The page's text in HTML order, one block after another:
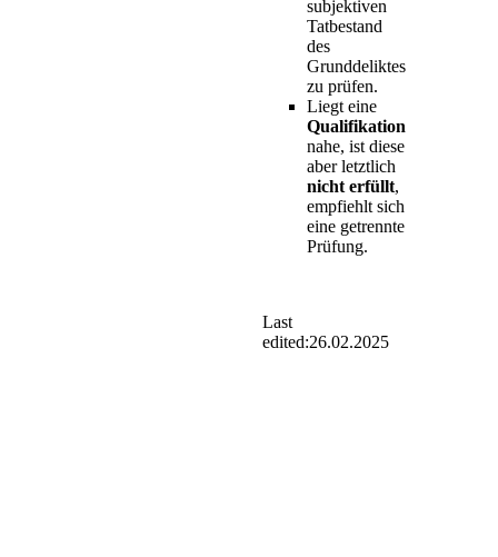
subjektiven
Tatbestand
des
Grunddeliktes
zu prüfen.
Liegt eine
Qualifikation
nahe, ist diese
aber letztlich
nicht erfüllt,
empfiehlt sich
eine getrennte
Prüfung.
Last
edited:26.02.2025